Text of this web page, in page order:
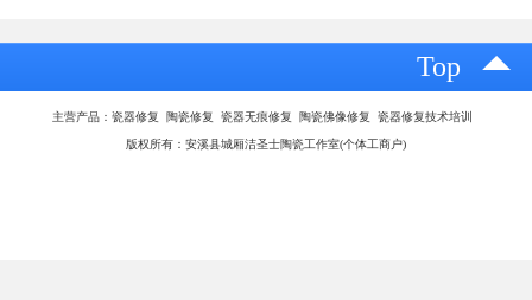
Top
主营产品：瓷器修复 陶瓷修复 瓷器无痕修复 陶瓷佛像修复 瓷器修复技术培训
版权所有：安溪县城厢洁圣士陶瓷工作室(个体工商户)